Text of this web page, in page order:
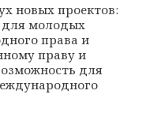
новых проектов:
молодых
права и
праву и
для